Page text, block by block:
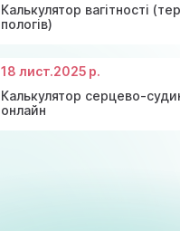
Калькулятор вагітності
пологів)
18 лист.2025 р.
Калькулятор серцево-
онлайн